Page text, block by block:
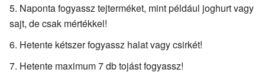
Naponta fogyassz tejterméket, mint például joghurt vagy
sajt, de csak mértékkel!
Hetente kétszer fogyassz halat vagy csirkét!
Hetente maximum 7 db tojást fogyassz!